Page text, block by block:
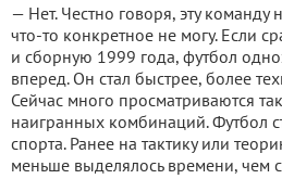
— Нет. Честно говоря, эту команду
что-то конкретное не могу. Если
и сборную 1999 года, футбол
вперед. Он стал быстрее, более
Сейчас много просматриваются
наигранных комбинаций. Футбол
спорта. Ранее на тактику или
меньше выделялось времени, чем